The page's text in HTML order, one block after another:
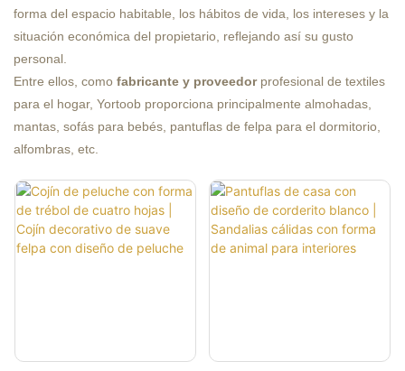
forma del espacio habitable, los hábitos de vida, los intereses y la
situación económica del propietario, reflejando así su gusto
personal.
Entre ellos, como fabricante y proveedorprofesional de textiles
para el hogar, Yortoob proporciona principalmente almohadas,
mantas, sofás para bebés, pantuflas de felpa para el dormitorio,
alfombras, etc.